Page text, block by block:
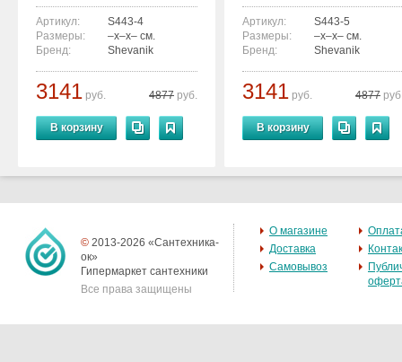
Артикул:
S443-4
Размеры:
–x–x– см.
Бренд:
Shevanik
3141 руб. 4877 руб.
В корзину
Артикул:
S443-5
Размеры:
–x–x– см.
Бренд:
Shevanik
3141 руб. 4877
В корзину
© 2013-2026 «Сантехника-
ок»
Гипермаркет сантехники
Все права защищены
О магазине
Доставка
Самовывоз